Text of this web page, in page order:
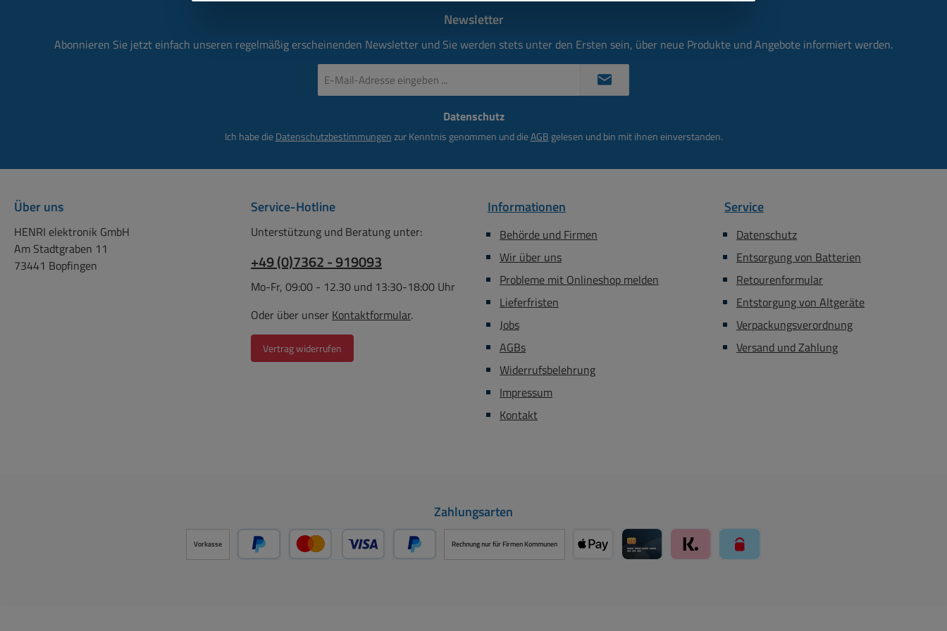
Newsletter
Abonnieren Sie jetzt einfach unseren regelmäßig erscheinenden Newsletter und Sie werden stets unter den Ersten sein, über neue Produkte und Angebote informiert werden.
Mail-
Datenschutz
Ich habe dieDatenschutzbestimmungenzur Kenntnis genommen und dieAGB gelesen und bin mit ihnen einverstanden.
Über uns
HENRI elektronik GmbH
Am Stadtgraben 11
73441 Bopfingen
Service-Hotline
Unterstützung und Beratung unter:
+49 (0)7362 - 919093
Mo-Fr, 09:00 - 12.30 und 13:30-18:00 Uhr
Oder über unser Kontaktformular.
Vertrag widerrufen
Informationen
Behörde und Firmen
Wir über uns
Probleme mit Onlineshop melden
Lieferfristen
Jobs
AGBs
Widerrufsbelehrung
Impressum
Kontakt
Service
Datenschutz
Entsorgung von Batterien
Retourenformular
Entstorgung von Altgeräte
Verpackungsverordnung
Versand und Zahlung
Zahlungsarten
Vorkasse Rechnung nur für Firmen Kommunen